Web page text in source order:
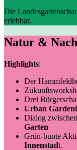
Die
erlebbar.
Natur &
Highlights:
Der
Drei
Urban
Dialog zwischen
Garten
Grün-bunte
Innenstadt.